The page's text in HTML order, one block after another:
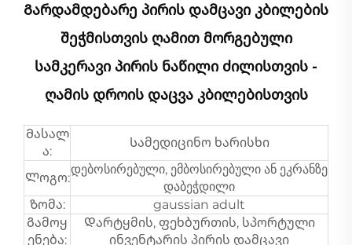
Გარდამდებარე Პირის Დამცავი Კბილების
Შეჭმისთვის Ღამით Მორგებული
Სამკერავი Პირის Ნაწილი Ძილისთვის -
Ღამის Დროის Დაცვა Კბილებისთვის
Მასალ
ა:
Სამედიცინო ხარისხი
Ლოგო:
დებოსირებული, ემბოსირებული ან ეკრანზე
დაბეჭდილი
Ზომა:
gaussian adult
Გამოყ
ენება:
Დარტყმის, ფეხბურთის, სპორტული
ინვენტარის პირის დამცავი